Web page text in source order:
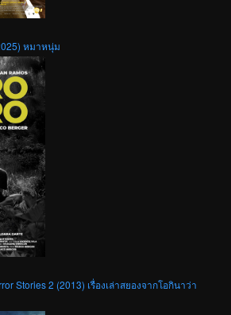
หมาหนุ่ม
Stories 2 (2013) เรื่องเล่าสยองจากโอกินาว่า